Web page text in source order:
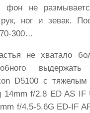
фон не
ног и зевак.
300…
не хватало
выдержать
D5100 с тяжелым
14mm f/2.8 ED AS IF
f/4.5-5.6G ED-IF